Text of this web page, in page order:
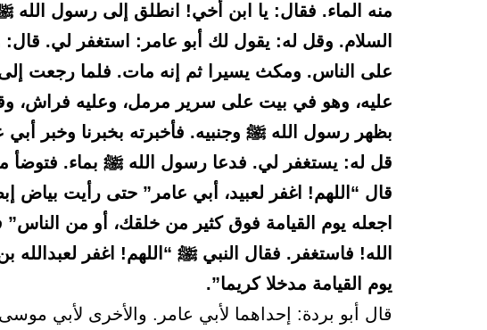
منه الماء. فقال: يا ابن أخي! انطلق إلى رسول الله
السلام. وقل له: يقول لك أبو عامر: استغفر لي. قال:
على الناس. ومكث يسيرا ثم إنه مات. فلما رجعت
عليه، وهو في بيت على سرير مرمل، وعليه فراش،
بظهر رسول الله ﷺ وجنبيه. فأخبرته بخبرنا وخبر
قل له: يستغفر لي. فدعا رسول الله ﷺ بماء. فتوضأ
قال “اللهم! اغفر لعبيد، أبي عامر” حتى رأيت بياض
اجعله يوم القيامة فوق كثير من خلقك، أو من
الله! فاستغفر. فقال النبي ﷺ “اللهم! اغفر لعبدالله
يوم القيامة مدخلا كريما”.
قال أبو بردة: إحداهما لأبي عامر. والأخرى لأبي